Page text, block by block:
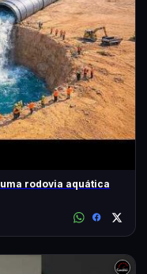
rodovia aquática